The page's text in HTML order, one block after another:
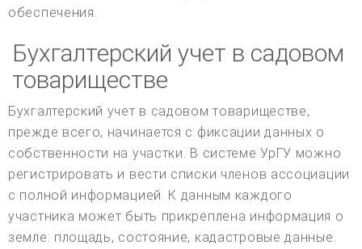
обеспечения.
Бухгалтерский учет в садовом
товариществе
Бухгалтерский учет в садовом товариществе,
прежде всего, начинается с фиксации данных о
собственности на участки. В системе УрГУ можно
регистрировать и вести списки членов ассоциации
с полной информацией. К данным каждого
участника может быть прикреплена информация о
земле: площадь, состояние, кадастровые данные.